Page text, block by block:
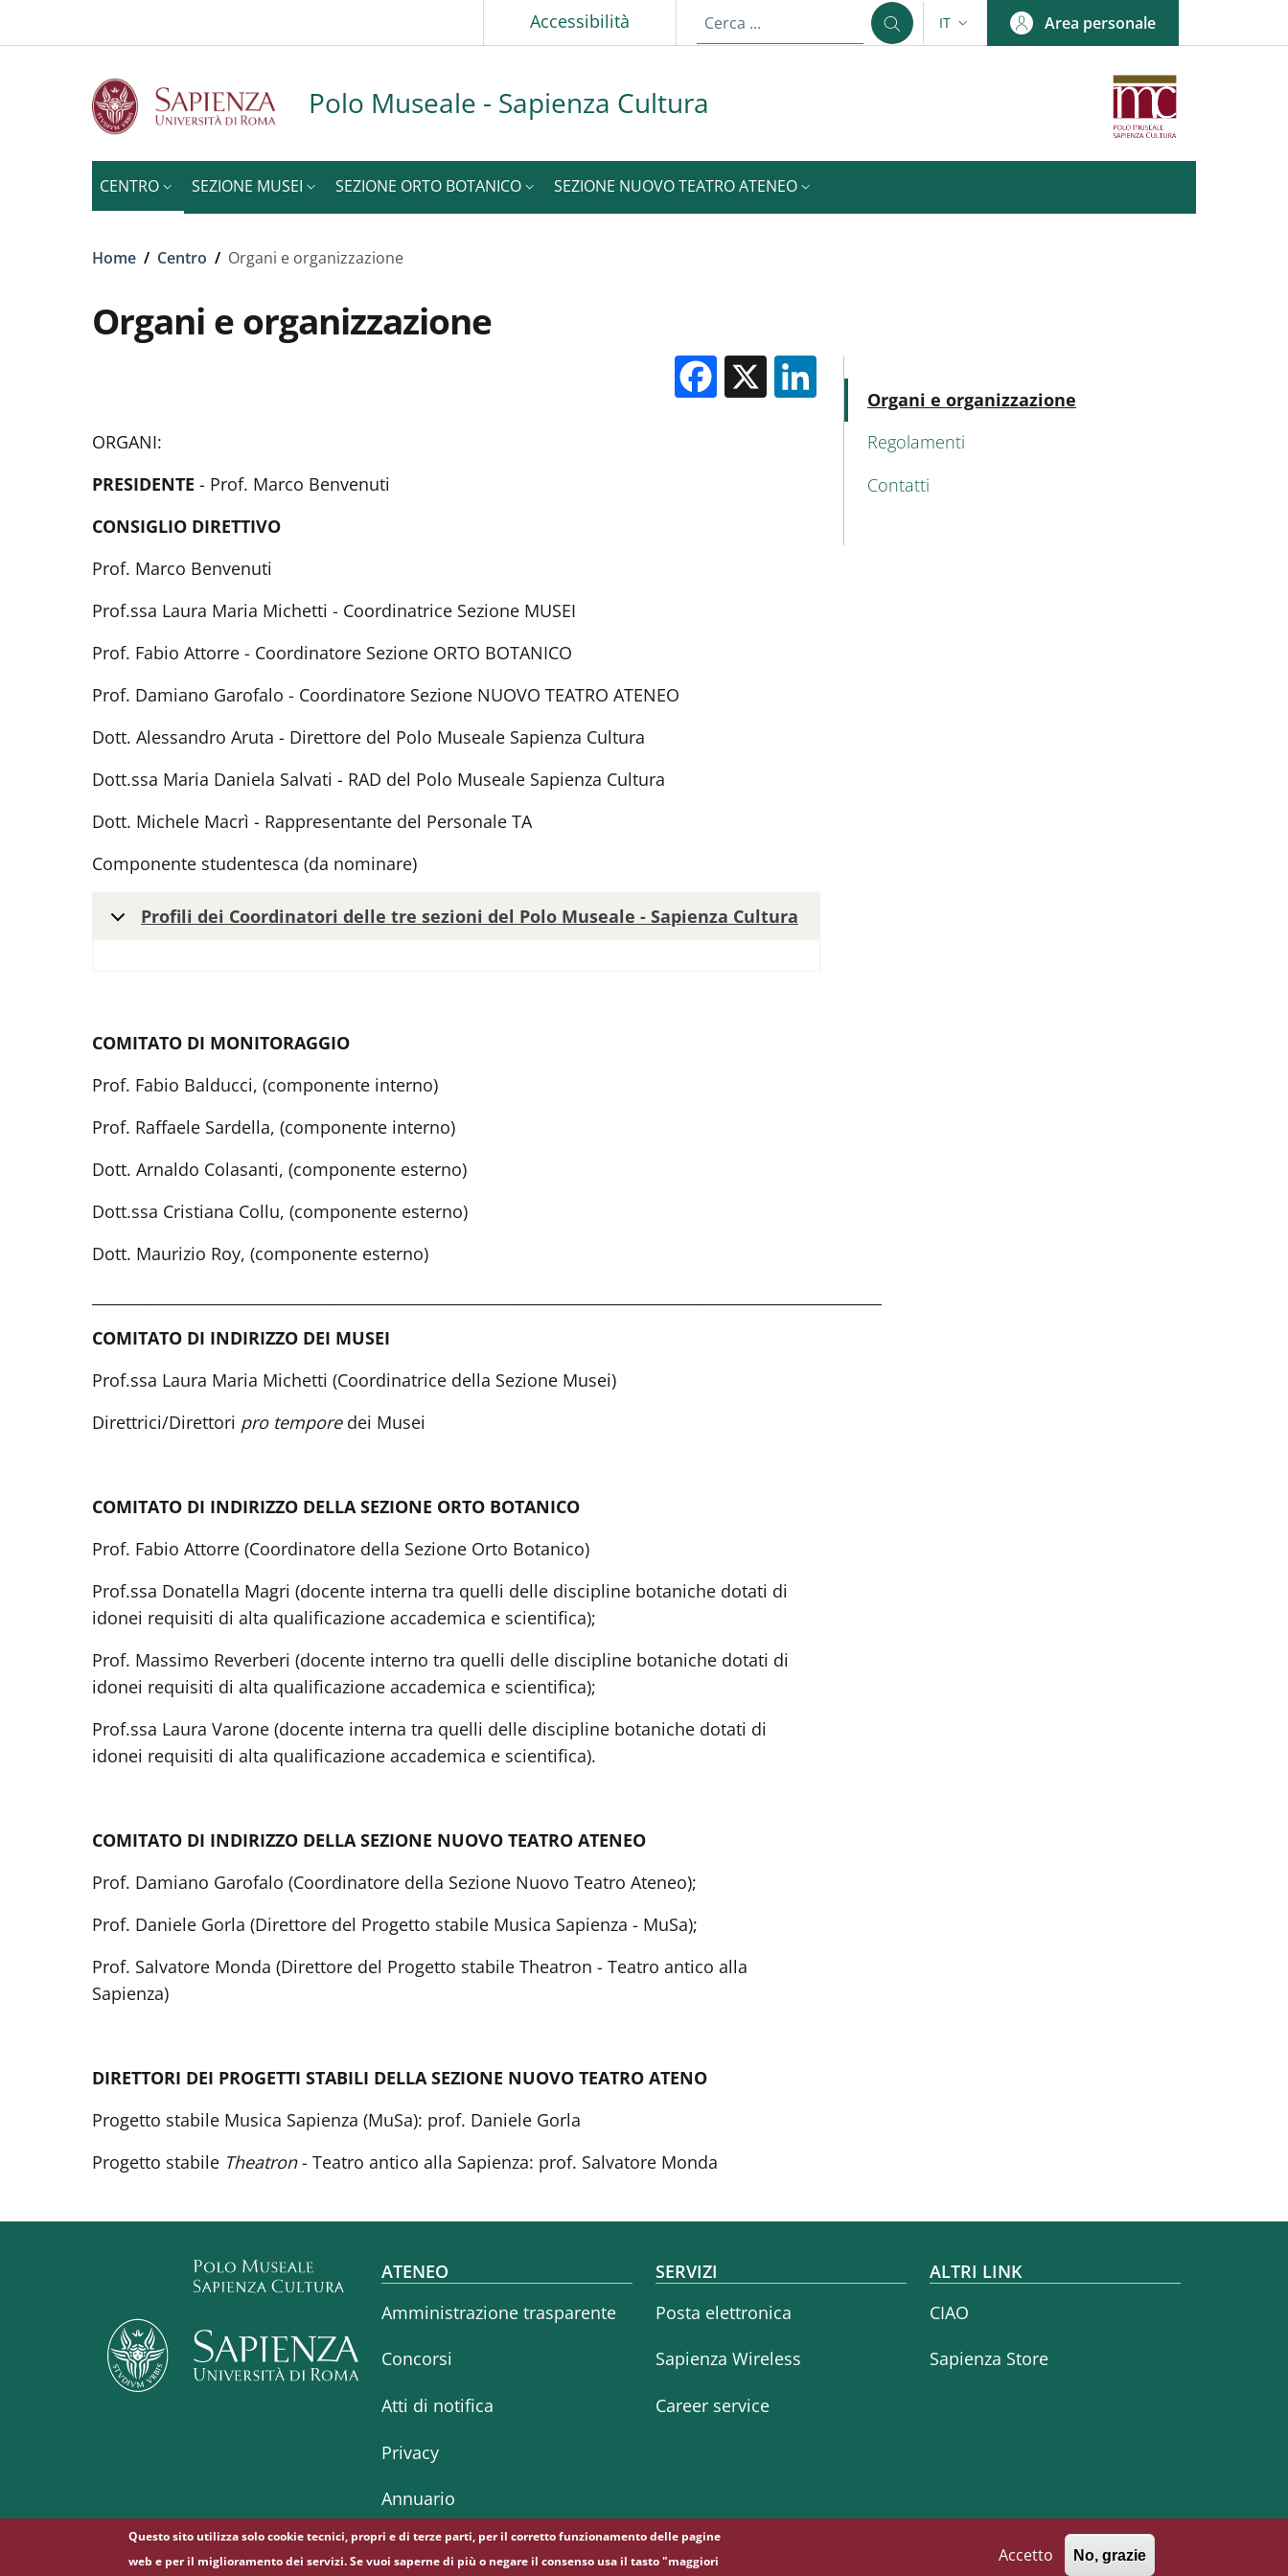
Accessibilità SELETTORE LINGUA: CURRENT LANGUAGE
IT Area personale
Polo Museale - Sapienza Cultura
CENTRO SEZIONE MUSEI SEZIONE ORTO BOTANICO SEZIONE NUOVO TEATRO ATENEO
Briciole di pane
Home / Centro / Organi e organizzazione
Organi e organizzazione
Facebook
X LinkedIn
ORGANI:
PRESIDENTE - Prof. Marco Benvenuti
CONSIGLIO DIRETTIVO
Prof. Marco Benvenuti
Prof.ssa Laura Maria Michetti - Coordinatrice Sezione MUSEI
Prof. Fabio Attorre - Coordinatore Sezione ORTO BOTANICO
Prof. Damiano Garofalo - Coordinatore Sezione NUOVO TEATRO ATENEO
Dott. Alessandro Aruta - Direttore del Polo Museale Sapienza Cultura
Dott.ssa Maria Daniela Salvati - RAD del Polo Museale Sapienza Cultura
Dott. Michele Macrì - Rappresentante del Personale TA
Componente studentesca (da nominare)
Profili dei Coordinatori delle tre sezioni del Polo Museale - Sapienza Cultura
COMITATO DI MONITORAGGIO
Prof. Fabio Balducci, (componente interno)
Prof. Raffaele Sardella, (componente interno)
Dott. Arnaldo Colasanti, (componente esterno)
Dott.ssa Cristiana Collu, (componente esterno)
Dott. Maurizio Roy, (componente esterno)
COMITATO DI INDIRIZZO DEI MUSEI
Prof.ssa Laura Maria Michetti (Coordinatrice della Sezione Musei)
Direttrici/Direttori pro temporedei Musei
COMITATO DI INDIRIZZO DELLA SEZIONE ORTO BOTANICO
Prof. Fabio Attorre (Coordinatore della Sezione Orto Botanico)
Prof.ssa Donatella Magri (docente interna tra quelli delle discipline botaniche dotati di
idonei requisiti di alta qualificazione accademica e scientifica);
Prof. Massimo Reverberi (docente interno tra quelli delle discipline botaniche dotati di
idonei requisiti di alta qualificazione accademica e scientifica);
Prof.ssa Laura Varone (docente interna tra quelli delle discipline botaniche dotati di
idonei requisiti di alta qualificazione accademica e scientifica).
COMITATO DI INDIRIZZO DELLA SEZIONE NUOVO TEATRO ATENEO
Prof. Damiano Garofalo (Coordinatore della Sezione Nuovo Teatro Ateneo);
Prof. Daniele Gorla (Direttore del Progetto stabile Musica Sapienza - MuSa);
Prof. Salvatore Monda (Direttore del Progetto stabile Theatron - Teatro antico alla
Sapienza)
DIRETTORI DEI PROGETTI STABILI DELLA SEZIONE NUOVO TEATRO ATENO
Progetto stabile Musica Sapienza (MuSa): prof. Daniele Gorla
Progetto stabile Theatron- Teatro antico alla Sapienza: prof. Salvatore Monda
MAIN NAVIGATION
Organi e organizzazione
Regolamenti
Contatti
Footer menu
ATENEO
Amministrazione trasparente
Concorsi
Atti di notifica
Privacy
Annuario
SERVIZI
Posta elettronica
Sapienza Wireless
Career service
ALTRI LINK
CIAO
Sapienza Store
Questo sito utilizza solo cookie tecnici, propri e di terze parti, per il corretto funzionamento delle pagine
web e per il miglioramento dei servizi. Se vuoi saperne di più o negare il consenso usa il tasto "maggiori
Accetto No, grazie